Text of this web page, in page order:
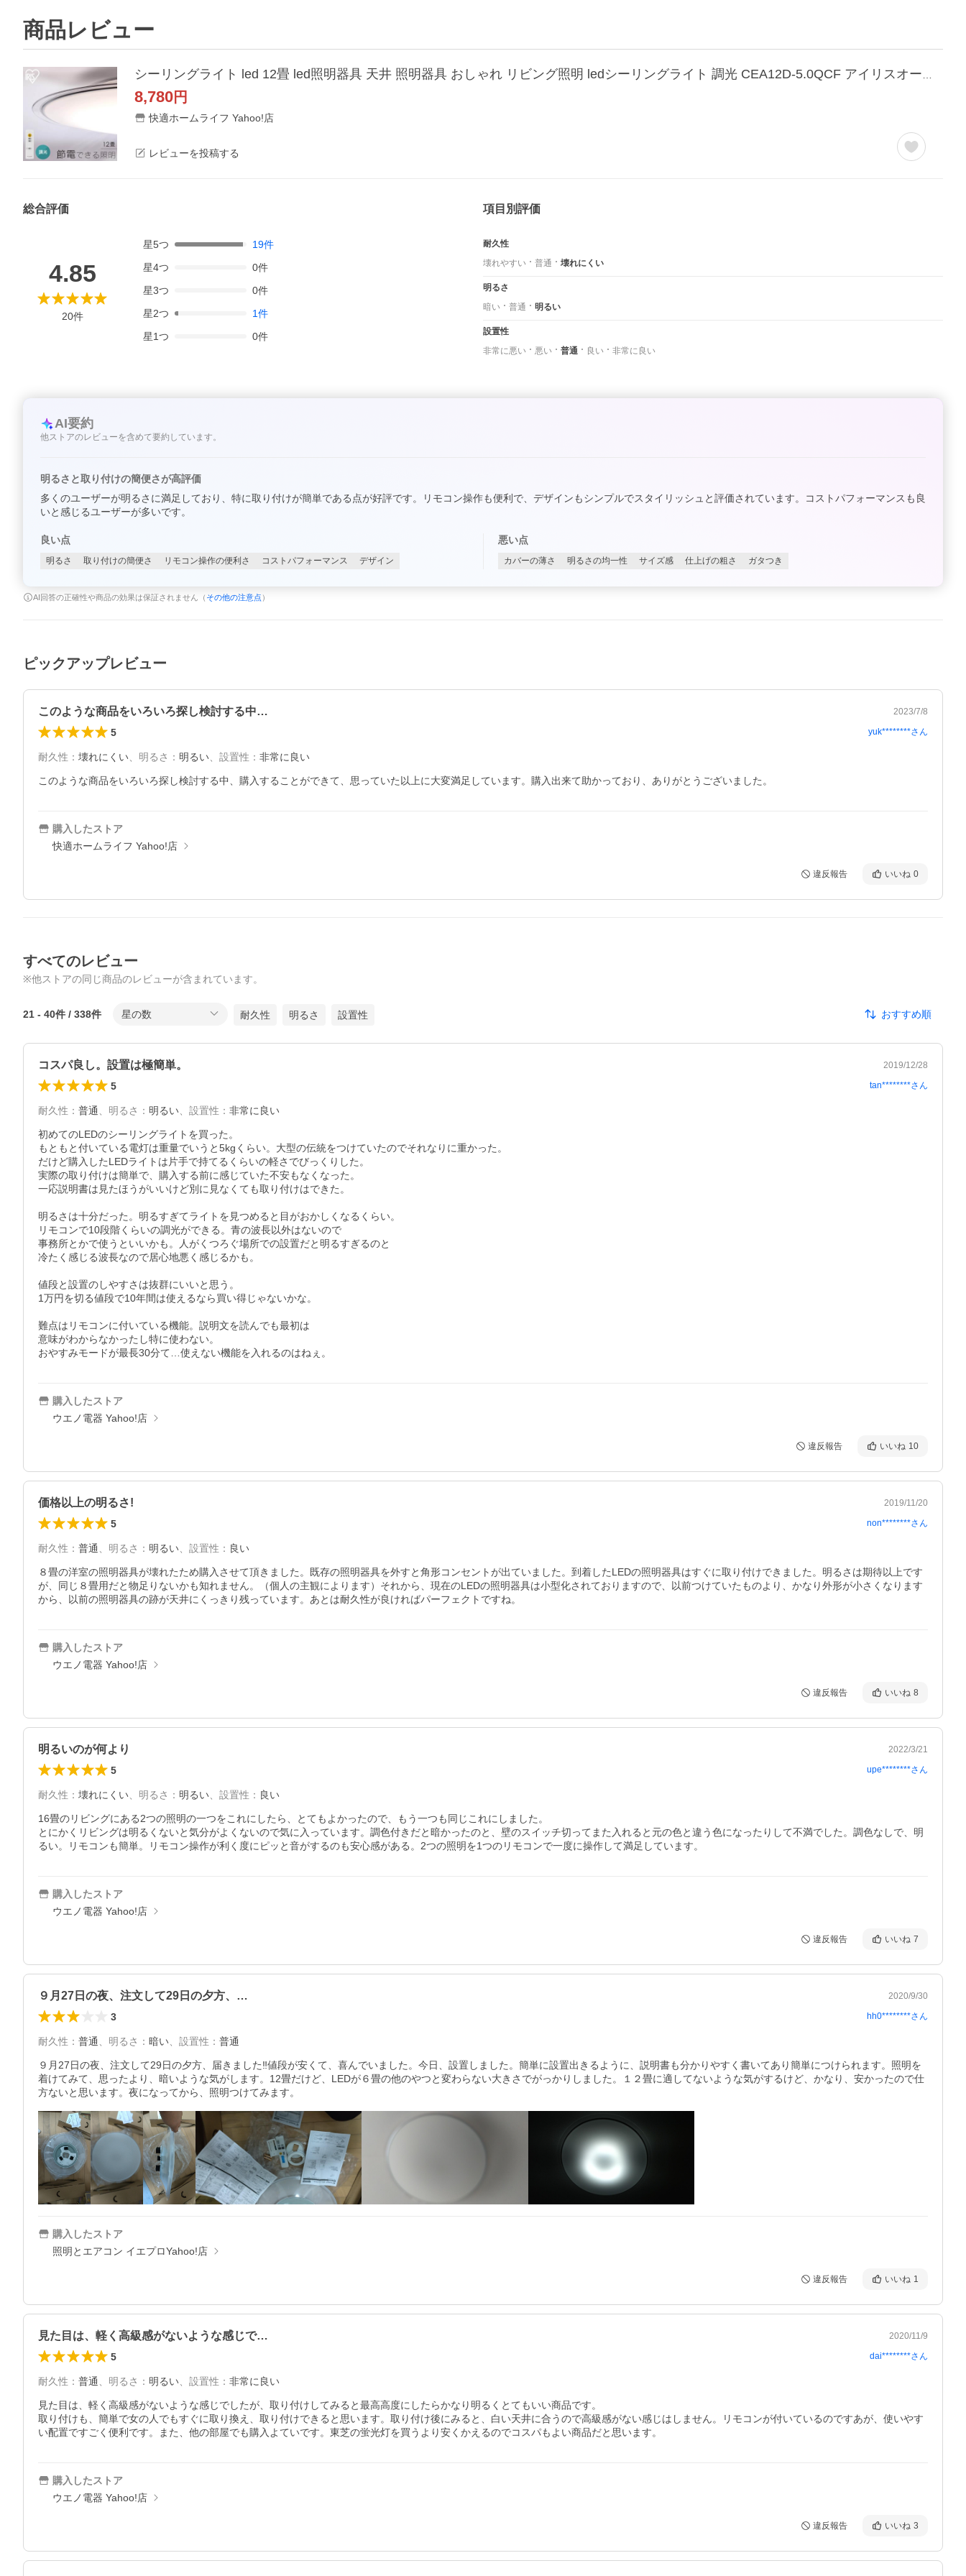
商品レビュー
8,780円
快適ホームライフ Yahoo!店
レビューを投稿する
総合評価
4.85
20件
星5つ 19件
星4つ 0件
星3つ 0件
星2つ 1件
星1つ 0件
項目別評価
耐久性
壊れやすい
普通 壊れにくい
明るさ
暗い
普通 明るい
設置性
非常に悪い
悪い 普通 良い 非常に良い
AI要約
他ストアのレビューを含めて要約しています。
明るさと取り付けの簡便さが高評価
多くのユーザーが明るさに満足しており、特に取り付けが簡単である点が好評です。リモコン操作も便利で、デザインもシンプルでスタイリッシュと評価されています。コストパフォーマンスも良
いと感じるユーザーが多いです。
良い点
明るさ 取り付けの簡便さ リモコン操作の便利さ コストパフォーマンス デザイン
悪い点
カバーの薄さ 明るさの均一性 サイズ感 仕上げの粗さ ガタつき
AI回答の正確性や商品の効果は保証されません（ その他の注意点 ）
ピックアップレビュー
このような商品をいろいろ探し検討する中… 2023/7/8
5 yuk********さん
耐久性 ： 壊れにくい 明るさ ： 明るい 設置性 ： 非常に良い
このような商品をいろいろ探し検討する中、購入することができて、思っていた以上に大変満足しています。購入出来て助かっており、ありがとうございました。
購入したストア
快適ホームライフ Yahoo!店
違反報告 いいね 0
すべてのレビュー
※他ストアの同じ商品のレビューが含まれています。
21 - 40件 / 338件 星の数 耐久性 明るさ 設置性 おすすめ順
コスパ良し。設置は極簡単。 2019/12/28
5 tan********さん
耐久性 ： 普通 、 明るさ ： 明るい、 設置性 ： 非常に良い
初めてのLEDのシーリングライトを買った。
もともと付いている電灯は重量でいうと5kgくらい。大型の伝統をつけていたのでそれなりに重かった。
だけど購入したLEDライトは片手で持てるくらいの軽さでびっくりした。
実際の取り付けは簡単で、購入する前に感じていた不安もなくなった。
一応説明書は見たほうがいいけど別に見なくても取り付けはできた。
明るさは十分だった。明るすぎてライトを見つめると目がおかしくなるくらい。
リモコンで10段階くらいの調光ができる。青の波長以外はないので
事務所とかで使うといいかも。人がくつろぐ場所での設置だと明るすぎるのと
冷たく感じる波長なので居心地悪く感じるかも。
値段と設置のしやすさは抜群にいいと思う。
1万円を切る値段で10年間は使えるなら買い得じゃないかな。
難点はリモコンに付いている機能。説明文を読んでも最初は
意味がわからなかったし特に使わない。
おやすみモードが最長30分て…使えない機能を入れるのはねぇ。
購入したストア
ウエノ電器 Yahoo!店
違反報告 いいね 10
価格以上の明るさ! 2019/11/20
5 non********さん
耐久性 ： 普通 、 明るさ ： 明るい、 設置性 ： 良い
８畳の洋室の照明器具が壊れたため購入させて頂きました。既存の照明器具を外すと角形コンセントが出ていました。到着したLEDの照明器具はすぐに取り付けできました。明るさは期待以上です
が、同じ８畳用だと物足りないかも知れません。（個人の主観によります）それから、現在のLEDの照明器具は小型化されておりますので、以前つけていたものより、かなり外形が小さくなります
から、以前の照明器具の跡が天井にくっきり残っています。あとは耐久性が良ければパーフェクトですね。
購入したストア
ウエノ電器 Yahoo!店
違反報告 いいね 8
明るいのが何より 2022/3/21
5 upe********さん
耐久性 ： 壊れにくい、 明るさ ： 明るい、 設置性 ： 良い
16畳のリビングにある2つの照明の一つをこれにしたら、とてもよかったので、もう一つも同じこれにしました。
とにかくリビングは明るくないと気分がよくないので気に入っています。調色付きだと暗かったのと、壁のスイッチ切ってまた入れると元の色と違う色になったりして不満でした。調色なしで、明
るい。リモコンも簡単。リモコン操作が利く度にピッと音がするのも安心感がある。2つの照明を1つのリモコンで一度に操作して満足しています。
購入したストア
ウエノ電器 Yahoo!店
違反報告 いいね 7
９月27日の夜、注文して29日の夕方、… 2020/9/30
3 hh0********さん
耐久性 ： 普通 、 明るさ ： 暗い、 設置性 ： 普通
９月27日の夜、注文して29日の夕方、届きました‼️値段が安くて、喜んでいました。今日、設置しました。簡単に設置出きるように、説明書も分かりやすく書いてあり簡単につけられます。照明を
着けてみて、思ったより、暗いような気がします。12畳だけど、LEDが６畳の他のやつと変わらない大きさでがっかりしました。１２畳に適してないような気がするけど、かなり、安かったので仕
方ないと思います。夜になってから、照明つけてみます。
購入したストア
照明とエアコン イエプロYahoo!店
違反報告 いいね 1
見た目は、軽く高級感がないような感じで… 2020/11/9
5 dai********さん
耐久性 ： 普通 、 明るさ ： 明るい、 設置性 ： 非常に良い
見た目は、軽く高級感がないような感じでしたが、取り付けしてみると最高高度にしたらかなり明るくとてもいい商品です。
取り付けも、簡単で女の人でもすぐに取り換え、取り付けできると思います。取り付け後にみると、白い天井に合うので高級感がない感じはしません。リモコンが付いているのですあが、使いやす
い配置ですごく便利です。また、他の部屋でも購入よていです。東芝の蛍光灯を買うより安くかえるのでコスパもよい商品だと思います。
購入したストア
ウエノ電器 Yahoo!店
違反報告 いいね 3